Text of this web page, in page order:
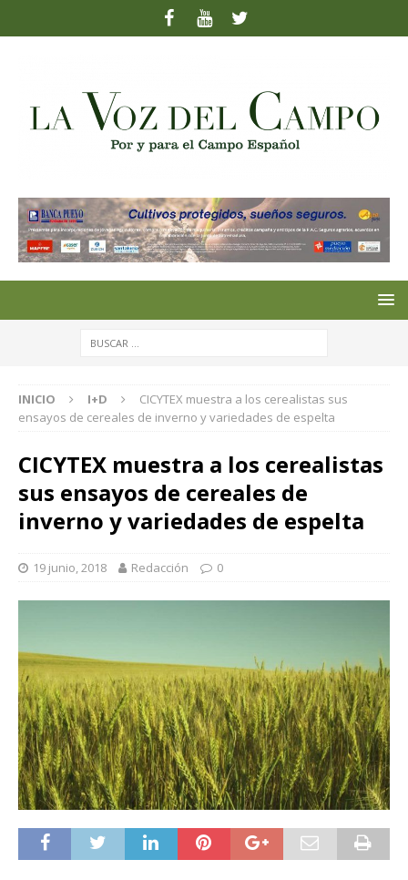
INICIO I+D
CICYTEX muestra a los cerealistas sus
ensayos de cereales de inverno y variedades de espelta
CICYTEX muestra a los cerealistas
sus ensayos de cereales de
inverno y variedades de espelta
19 junio, 2018 Redacción 0